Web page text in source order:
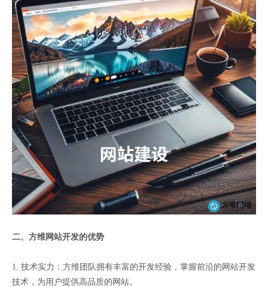
二、方维网站开发的优势
1. 技术实力：方维团队拥有丰富的开发经验，掌握前沿的网站开发
技术，为用户提供高品质的网站。